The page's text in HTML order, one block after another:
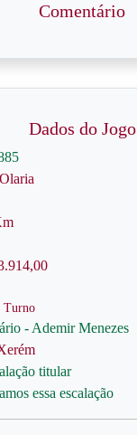
Comentário
Dados do Jogo
Turno
- Ademir Menezes
titular
essa escalação